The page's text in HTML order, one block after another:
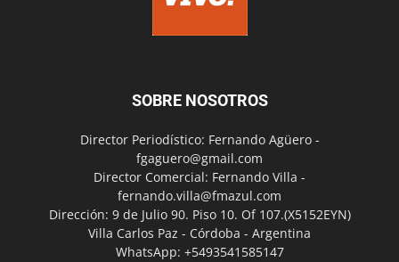
SOBRE NOSOTROS
Director Periodístico: Fernando Agüero -
fgaguero@gmail.com
Director Comercial: Fernando Villa -
fernando.villa@fmazul.com
Dirección: 9 de Julio 90. Piso 10. Of 107.(X5152EYN)
Villa Carlos Paz - Córdoba - Argentina
WhatsApp: +5493541585147